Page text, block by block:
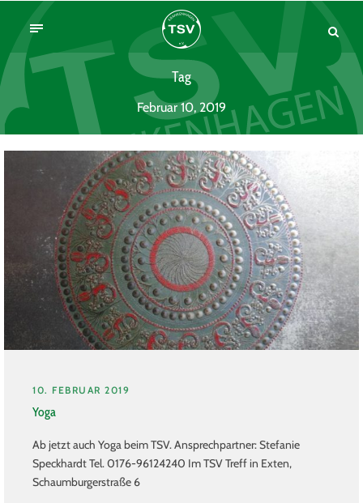
Tag
Februar 10, 2019
10. FEBRUAR 2019
Yoga
Ab jetzt auch Yoga beim TSV. Ansprechpartner: Stefanie
Speckhardt Tel. 0176-96124240 Im TSV Treff in Exten,
Schaumburgerstraße 6